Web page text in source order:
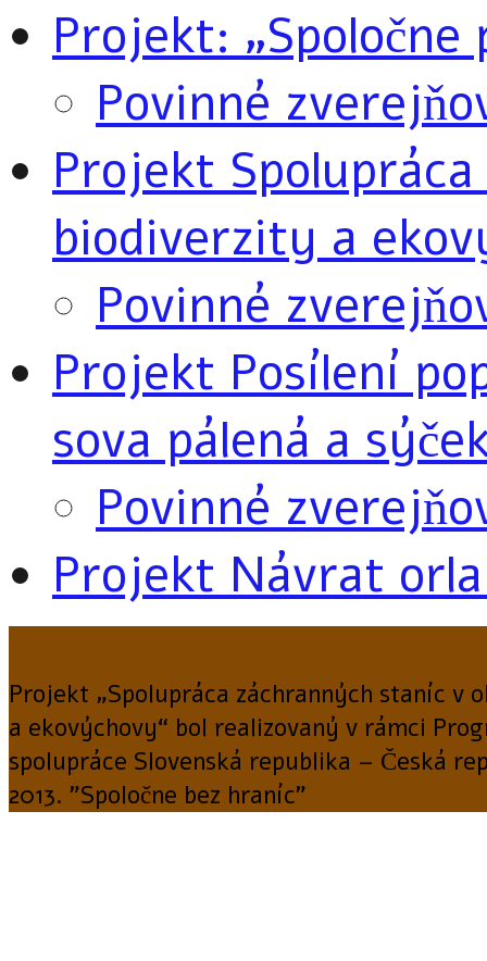
Projekt:
Povinné
Projekt
biodiverzity a
Povinné
Projekt Posílení
sova pálená a
Povinné
Projekt Návrat
Projekt „Spolupráca záchranných staníc v
a ekovýchovy“ bol realizovaný v rámci
spolupráce Slovenská republika – Česká
2013. "Spoločne bez hraníc"